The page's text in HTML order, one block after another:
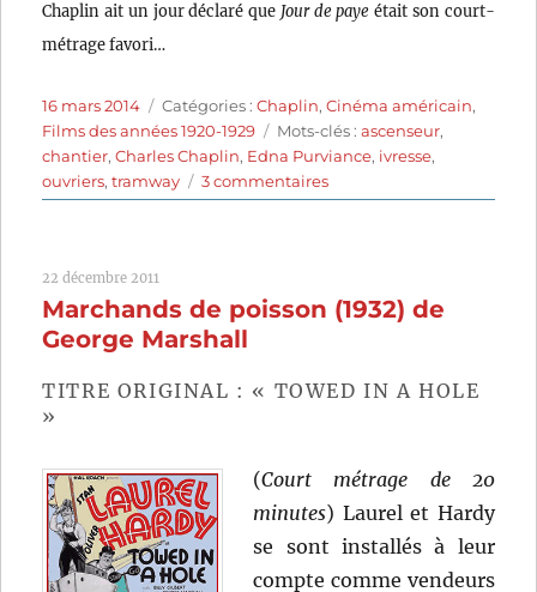
Chaplin ait un jour déclaré que Jour de paye était son court-
métrage favori…
Publié
le
16 mars 2014 Catégories
Catégories :Chaplin,Cinéma américain,
Films des années 1920-1929
Étiquettes
Mots-clés :ascenseur,
chantier,Charles Chaplin, Edna Purviance, ivresse,
ouvriers,tramway 3 commentairessur
Jour
de
22 décembre 2011
Marchands de poisson (1932) de
George Marshall
TITRE ORIGINAL : « TOWED IN A HOLE
»
(Court métrage de 20
minutes) Laurel et Hardy
se sont installés à leur
compte comme vendeurs